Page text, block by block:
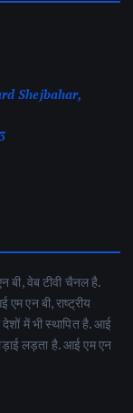
Shejbahar,
बी, वेब टीवी चैनल है.
एन बी, राष्ट्रीय
में भी स्थापित है. आई
लड़ता है. आई एम एन